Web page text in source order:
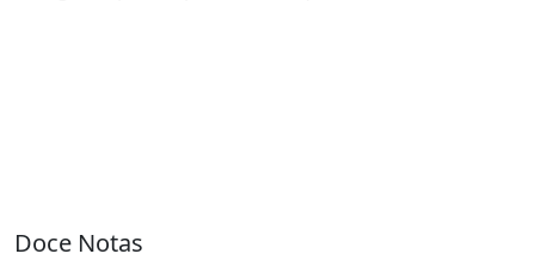
Doce Notas